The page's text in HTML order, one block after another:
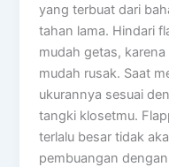
yang terbuat dari
tahan lama. Hindari
mudah getas,
mudah rusak. Saat
ukurannya sesuai
tangki klosetmu.
terlalu besar tidak
pembuangan